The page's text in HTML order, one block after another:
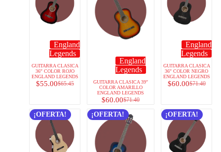
England
Legends
GUITARRA CLASICA
36″ COLOR ROJO
ENGLAND LEGENDS
$65.45
$55.00
England
Legends
GUITARRA CLASICA 39″
COLOR AMARILLO
ENGLAND LEGENDS
$71.40
$60.00
England
Legends
GUITARRA CLASICA
36″ COLOR NEGRO
ENGLAND LEGENDS
$71.40
$60.00
¡OFERTA! ¡OFERTA! ¡OFERTA!